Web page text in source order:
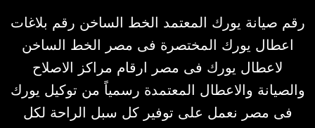
رقم صيانة يورك المعتمد الخط الساخن رقم بلاغات
اعطال يورك المختصرة فى مصر الخط الساخن
لاعطال يورك فى مصر ارقام مراكز الاصلاح
والصيانة والاعطال المعتمدة رسمياً من توكيل يورك
فى مصر نعمل على توفير كل سبل الراحة لكل